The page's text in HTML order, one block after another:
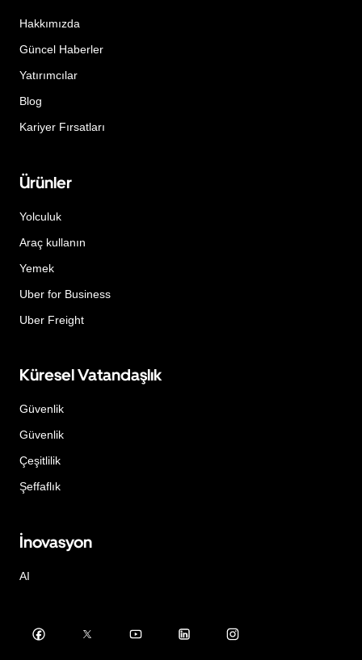
Hakkımızda
Güncel Haberler
Yatırımcılar
Blog
Kariyer Fırsatları
Ürünler
Yolculuk
Araç kullanın
Yemek
Uber for Business
Uber Freight
Küresel Vatandaşlık
Güvenlik
Güvenlik
Çeşitlilik
Şeffaflık
İnovasyon
AI